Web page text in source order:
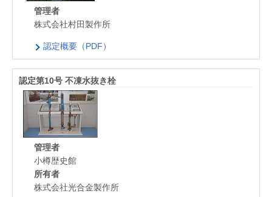
管理者
株式会社村田製作所
認定概要（PDF）
認定第10号 不凍水抜き栓
管理者
小樽歴史館
所有者
株式会社光合金製作所